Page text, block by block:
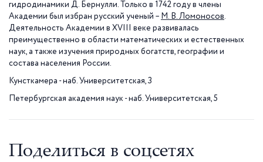
гидродинамики Д. Бернулли. Только в 1742 году в члены
Академии был избран русский ученый – М. В. Ломоносов.
Деятельность Академии в XVIII веке развивалась
преимущественно в области математических и естественных
наук, а также изучения природных богатств, географии и
состава населения России.
Кунсткамера - наб. Университетская, 3
Петербургская академия наук - наб. Университетская, 5
Поделиться в соцсетях